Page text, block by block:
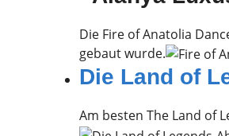
Die Fire of Anatolia
gebaut wurde.
Die Land of
Am besten The Land of